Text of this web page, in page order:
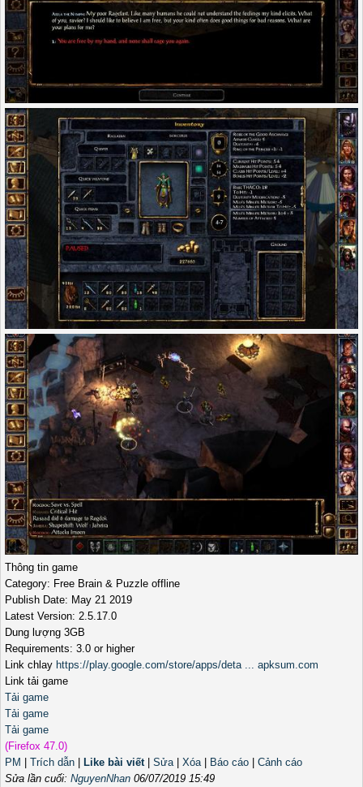
Thông tin game
Category: Free Brain & Puzzle offline
Publish Date: May 21 2019
Latest Version: 2.5.17.0
Dung lượng 3GB
Requirements: 3.0 or higher
Link chlay https://play.google.com/store/apps/deta ... apksum.com
Link tải game
Tải game
Tải game
Tải game
(Firefox 47.0)
PM
Trích dẫn Like bài viết Sửa Xóa Báo cáo
Cảnh cáo
Sửa lần cuối: NguyenNhan 06/07/2019 15:49